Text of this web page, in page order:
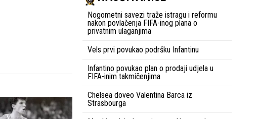
Nogometni savezi traže istragu i reformu
nakon povlačenja FIFA-inog plana o
privatnim ulaganjima
Vels prvi povukao podršku Infantinu
Infantino povukao plan o prodaji udjela u
FIFA-inim takmičenjima
Chelsea doveo Valentina Barca iz
Strasbourga